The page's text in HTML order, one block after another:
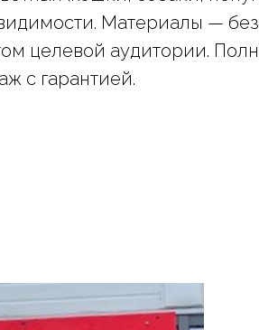
Материалы —
целевой аудитории.
с гарантией.